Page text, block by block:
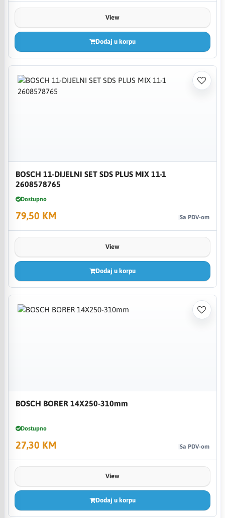
View
Dodaj u korpu
BOSCH 11-DIJELNI SET SDS PLUS MIX 11-1
2608578765
Dostupno
79,50 KM Sa PDV-om
View
Dodaj u korpu
BOSCH BORER 14X250-310mm
Dostupno
27,30 KM Sa PDV-om
View
Dodaj u korpu